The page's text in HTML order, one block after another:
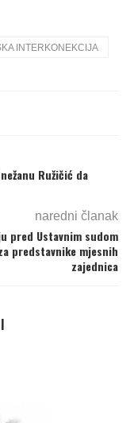
INTERKONEKCIJA
Ružičić da
naredni članak
pred Ustavnim sudom
predstavnike mjesnih
zajednica